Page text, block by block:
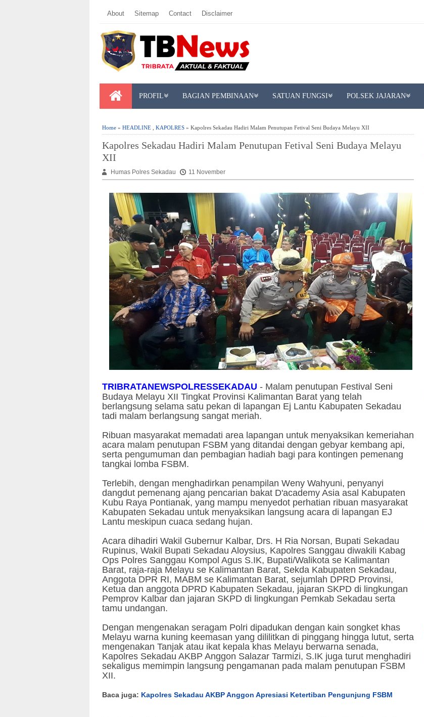
About Sitemap Contact Disclaimer
PROFIL BAGIAN PEMBINAAN SATUAN FUNGSI POLSEK JAJARAN
Home » HEADLINE KAPOLRES » Kapolres Sekadau Hadiri Malam Penutupan Fetival Seni Budaya Melayu XII
Kapolres Sekadau Hadiri Malam Penutupan Fetival Seni Budaya Melayu
XII
Humas Polres Sekadau 11 November
TRIBRATANEWSPOLRESSEKADAU - Malam penutupan Festival Seni
Budaya Melayu XII Tingkat Provinsi Kalimantan Barat yang telah
berlangsung selama satu pekan di lapangan Ej Lantu Kabupaten Sekadau
tadi malam berlangsung sangat meriah.
Ribuan masyarakat memadati area lapangan untuk menyaksikan kemeriahan
acara malam penutupan FSBM yang ditandai dengan gebyar kembang api,
serta pengumuman dan pembagian hadiah bagi para kontingen pemenang
tangkai lomba FSBM.
Terlebih, dengan menghadirkan penampilan Weny Wahyuni, penyanyi
dangdut pemenang ajang pencarian bakat D'academy Asia asal Kabupaten
Kubu Raya Pontianak, yang mampu menyedot perhatian ribuan masyarakat
Kabupaten Sekadau untuk menyaksikan langsung acara di lapangan EJ
Lantu meskipun cuaca sedang hujan.
Acara dihadiri Wakil Gubernur Kalbar, Drs. H Ria Norsan, Bupati Sekadau
Rupinus, Wakil Bupati Sekadau Aloysius, Kapolres Sanggau diwakili Kabag
Ops Polres Sanggau Kompol Agus S.IK, Bupati/Walikota se Kalimantan
Barat, raja-raja Melayu se Kalimantan Barat, Sekda Kabupaten Sekadau,
Anggota DPR RI, MABM se Kalimantan Barat, sejumlah DPRD Provinsi,
Ketua dan anggota DPRD Kabupaten Sekadau, jajaran SKPD di lingkungan
Pemprov Kalbar dan jajaran SKPD di lingkungan Pemkab Sekadau serta
tamu undangan.
Dengan mengenakan seragam Polri dipadukan dengan kain songket khas
Melayu warna kuning keemasan yang dililitkan di pinggang hingga lutut, serta
mengenakan Tanjak atau ikat kepala khas Melayu berwarna senada,
Kapolres Sekadau AKBP Anggon Salazar Tarmizi, S.IK juga turut menghadiri
sekaligus memimpin langsung pengamanan pada malam penutupan FSBM
XII.
Baca juga: Kapolres Sekadau AKBP Anggon Apresiasi Ketertiban Pengunjung FSBM